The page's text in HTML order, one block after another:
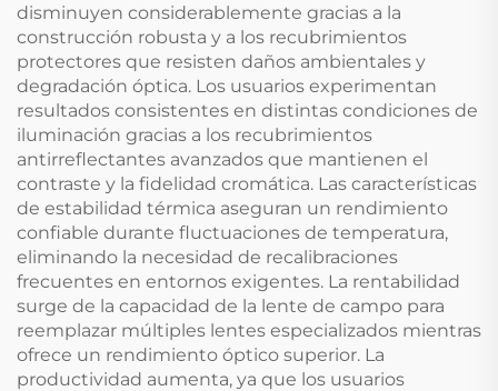
disminuyen considerablemente gracias a la
construcción robusta y a los recubrimientos
protectores que resisten daños ambientales y
degradación óptica. Los usuarios experimentan
resultados consistentes en distintas condiciones de
iluminación gracias a los recubrimientos
antirreflectantes avanzados que mantienen el
contraste y la fidelidad cromática. Las características
de estabilidad térmica aseguran un rendimiento
confiable durante fluctuaciones de temperatura,
eliminando la necesidad de recalibraciones
frecuentes en entornos exigentes. La rentabilidad
surge de la capacidad de la lente de campo para
reemplazar múltiples lentes especializados mientras
ofrece un rendimiento óptico superior. La
productividad aumenta, ya que los usuarios